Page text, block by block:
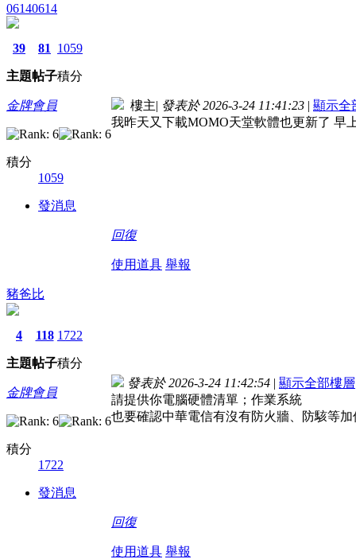
06140614
39
主題
81
帖子
1059
積分
金牌會員
積分
1059
發消息
樓主| 發表於 2026-3-24 11:41:23 | 顯示全
我昨天又下載MOMO天堂軟體也更新了 早
回復
使用道具 舉報
豬爸比
4
主題
118
帖子
1722
積分
金牌會員
積分
1722
發消息
發表於 2026-3-24 11:42:54 | 顯示全部樓層
請提供你電腦硬體清單；作業系統
也要確認中華電信有沒有防火牆、防駭等
回復
使用道具 舉報